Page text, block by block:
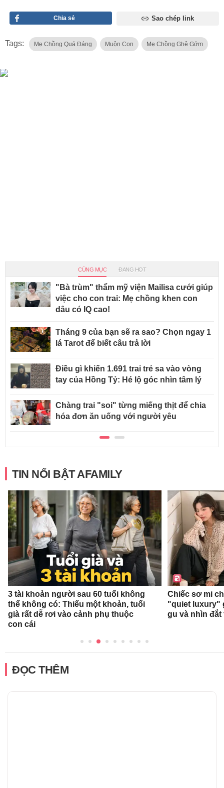
Chia sẻ Sao chép link
Tags: Mẹ Chồng Quá Đáng Muộn Con Mẹ Chồng Ghê Gớm
CÙNG MỤC ĐANG HOT
"Bà trùm" thẩm mỹ viện Mailisa cưới giúp
việc cho con trai: Mẹ chồng khen con
dâu có IQ cao!
Tháng 9 của bạn sẽ ra sao? Chọn ngay 1
lá Tarot để biết câu trả lời
Điều gì khiến 1.691 trai trẻ sa vào vòng
tay của Hồng Tỷ: Hé lộ góc nhìn tâm lý
Chàng trai "soi" từng miếng thịt để chia
hóa đơn ăn uống với người yêu
TIN NỔI BẬT AFAMILY
3 tài khoản người sau 60 tuổi không
thể không có: Thiếu một khoản, tuổi
già rất dễ rơi vào cảnh phụ thuộc
con cái
Chiếc sơ mi
"quiet luxury"
gu và nhìn
ĐỌC THÊM